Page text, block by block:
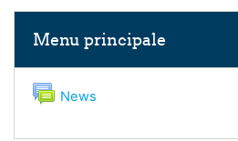
Menu principale
News